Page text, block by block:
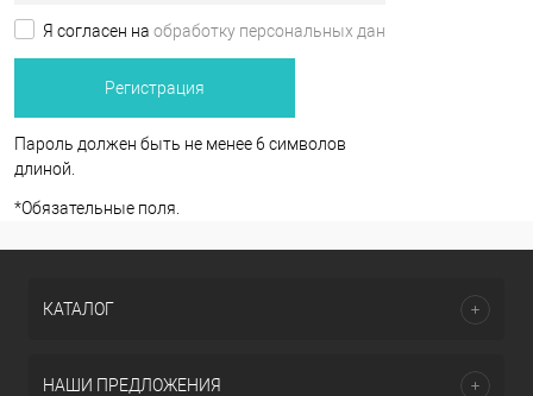
Я согласен на обработку персональных данных.
Пароль должен быть не менее 6 символов
длиной.
*Обязательные поля.
КАТАЛОГ
НАШИ ПРЕДЛОЖЕНИЯ